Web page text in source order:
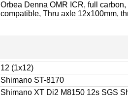
Orbea Denna OMR ICR, full
compatible, Thru axle 12x100mm,
12 (1x12)
Shimano ST-8170
Shimano XT Di2 M8150 12s SGS